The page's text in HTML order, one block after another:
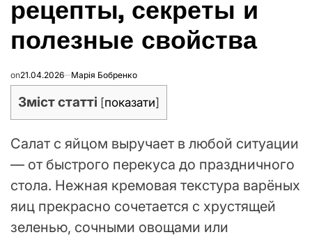
рецепты, секреты и
полезные свойства
on21.04.2026 Марія Бобренко
Зміст статті [показати]
Салат с яйцом выручает в любой ситуации
— от быстрого перекуса до праздничного
стола. Нежная кремовая текстура варёных
яиц прекрасно сочетается с хрустящей
зеленью, сочными овощами или